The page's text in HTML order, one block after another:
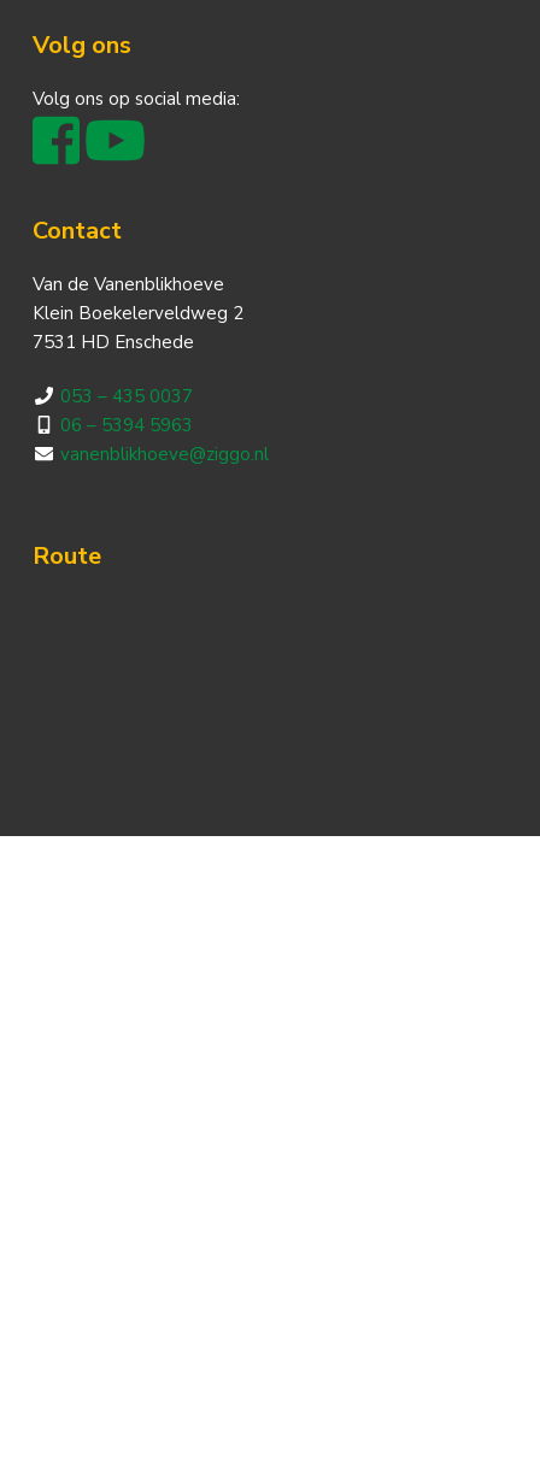
Footer
Volg ons
Volg ons op social media:
Contact
Van de Vanenblikhoeve
Klein Boekelerveldweg 2
7531 HD Enschede
053 – 435 0037
06 – 5394 5963
vanenblikhoeve@ziggo.nl
Route